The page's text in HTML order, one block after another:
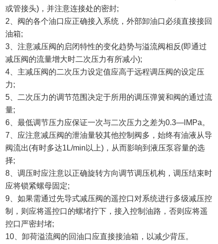
或管接头)，并注意连接处的密封;
2、阀的各个油口应正确接入系统，外部卸油口必须直接接回
油箱;
3、注意减压阀的启闭特性的变化趋势与溢流阀相反(即通过
减压阀的流量增大时二次压力有所减小);
4、主减压阀的二次压力设定值应高于远程调压阀的设定压
力;
5、二次压力的调节范围决定于所用的调压弹簧和阀的通过流
量;
6、最低调节压力应保证一次与二次压力之差为0.3—lMPa。
7、应注意减压阀的泄油量较其他控制阀多，始终有油液从导
阀流出(有时多达1L/min以上)，从而影响到液压泵容量的选
择;
8、调压时应注意以正确旋转方向调节调压机构，调压结束时
应将锁紧螺母固定;
9、如果需通过先导式减压阀的遥控口对系统进行多级减压控
制，则应将遥控口的螺堵拧下，接入控制油路，否则应将遥
控口严密封堵;
10、卸荷溢流阀的回油口应直接接油箱，以减少背压。